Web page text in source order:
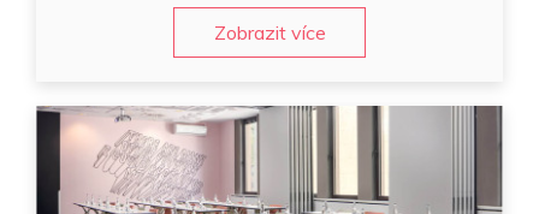
Zobrazit více